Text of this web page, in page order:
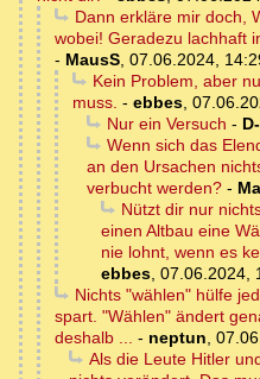
Dann erkläre mir doch,
wobei! Geradezu lachhaft
- MausS, 07.06.2024,
Kein Problem, aber
muss. - ebbes,
Nur ein Versuch -
Wenn sich das
an den Ursachen
verbucht werden? -
Nützt dir nur
einen Altbau eine
nie lohnt, wenn es
ebbes, 07.06.2024,
Nichts "wählen" hülfe
spart. "Wählen" ändert
deshalb ... - neptun,
Als die Leute Hitler